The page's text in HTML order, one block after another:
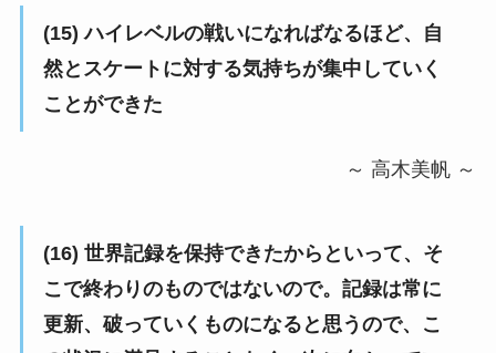
(15)ハイレベルの戦いになればなるほど、自
然とスケートに対する気持ちが集中していく
ことができた
～ 高木美帆 ～
(16) 世界記録を保持できたからといって、そ
こで終わりのものではないので。記録は常に
更新、破っていくものになると思うので、こ